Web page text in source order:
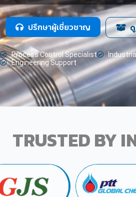
ปรึกษาผู้เชี่ยวชาญ ดู
Process Control Specialist
Engineering Support
TRUSTED BY